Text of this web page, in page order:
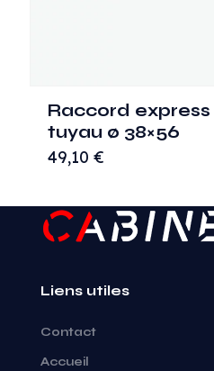
Raccord express
tuyau ø 38×56
49,10 €
Liens utiles
Contact
Accueil